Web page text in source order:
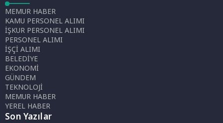
MEMUR HABER
KAMU PERSONEL ALIMI
İŞKUR PERSONEL ALIMI
PERSONEL ALIMI
İŞÇİ ALIMI
BELEDİYE
EKONOMİ
GÜNDEM
TEKNOLOJİ
MEMUR HABER
YEREL HABER
Son Yazılar